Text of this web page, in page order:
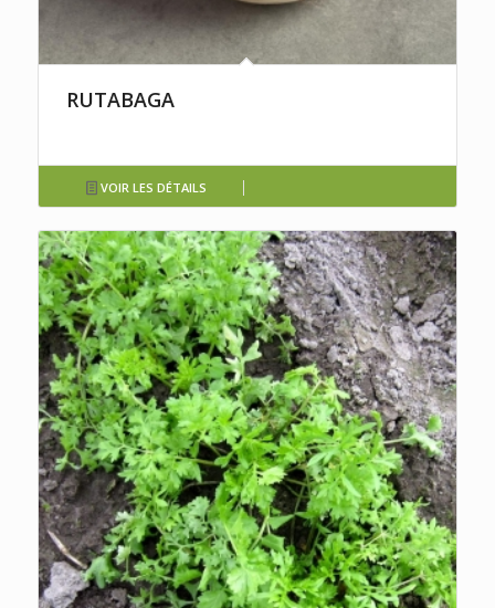
RUTABAGA
VOIR LES DÉTAILS